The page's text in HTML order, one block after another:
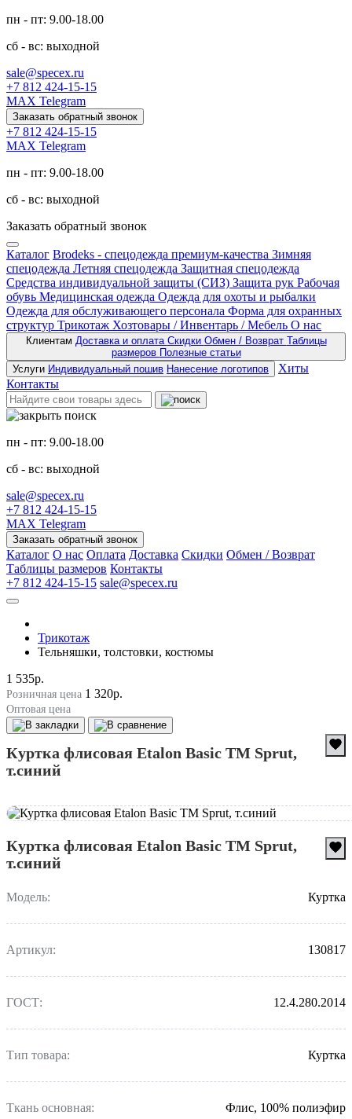
пн - пт: 9.00-18.00
сб - вс: выходной
sale@specex.ru
+7 812 424-15-15
MAX Telegram
Заказать обратный звонок
+7 812 424-15-15
MAX Telegram
пн - пт: 9.00-18.00
сб - вс: выходной
Заказать обратный звонок
Каталог Brodeks - спецодежда премиум-качества Зимняя
спецодежда Летняя спецодежда Защитная спецодежда
Средства индивидуальной защиты (СИЗ) Защита рук Рабочая
обувь Медицинская одежда Одежда для охоты и рыбалки
Одежда для обслуживающего персонала Форма для охранных
структур Трикотаж Хозтовары / Инвентарь / Мебель О нас
Клиентам Доставка и оплата Скидки Обмен / Возврат Таблицы
размеров Полезные статьи
Услуги Индивидуальный пошив Нанесение логотипов
Хиты
Контакты
пн - пт: 9.00-18.00
сб - вс: выходной
sale@specex.ru
+7 812 424-15-15
MAX Telegram
Заказать обратный звонок
Каталог О нас Оплата Доставка Скидки Обмен / Возврат
Таблицы размеров Контакты
+7 812 424-15-15 sale@specex.ru
Трикотаж
Тельняшки, толстовки, костюмы
1 535р.
Розничная цена 1 320р.
Оптовая цена
Куртка флисовая Etalon Basic TM Sprut,
т.синий
Куртка флисовая Etalon Basic TM Sprut,
т.синий
Модель: Куртка
Артикул: 130817
ГОСТ: 12.4.280.2014
Тип товара: Куртка
Ткань основная: Флис, 100% полиэфир